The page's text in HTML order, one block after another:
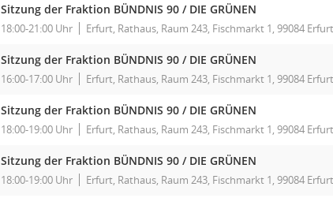
Sitzung der Fraktion BÜNDNIS 90 / DIE GRÜNEN
18:00-21:00 Uhr Erfurt, Rathaus, Raum 243, Fischmarkt 1, 99084 Erfurt
Sitzung der Fraktion BÜNDNIS 90 / DIE GRÜNEN
16:00-17:00 Uhr Erfurt, Rathaus, Raum 243, Fischmarkt 1, 99084 Erfurt
Sitzung der Fraktion BÜNDNIS 90 / DIE GRÜNEN
18:00-19:00 Uhr Erfurt, Rathaus, Raum 243, Fischmarkt 1, 99084 Erfurt
Sitzung der Fraktion BÜNDNIS 90 / DIE GRÜNEN
18:00-19:00 Uhr Erfurt, Rathaus, Raum 243, Fischmarkt 1, 99084 Erfurt